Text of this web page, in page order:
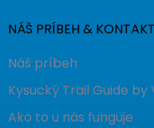
NÁŠ PRÍBEH & KONTAKT
Náš príbeh
Kysucký Trail Guide by
Ako to u nás funguje